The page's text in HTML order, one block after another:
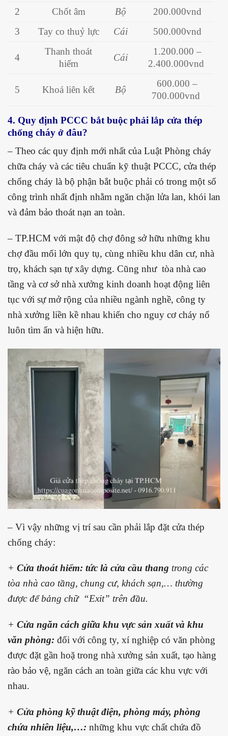
2
Chốt âm Bộ
200.000vnd
3
Tay co thuỷ lực Cái 500.000vnd
4
Thanh thoát
hiểm
Cái
1.200.000 –
2.400.000vnd
5 Khoá liên kết Bộ
600.000 –
700.000vnd
4. Quy định PCCC bắt buộc phải lắp cửa thép
chống cháy ở đâu?
– Theo các quy định mới nhất của Luật Phòng cháy
chữa cháy và các tiêu chuẩn kỹ thuật PCCC, cửa thép
chống cháy là bộ phận bắt buộc phải có trong một số
công trình nhất định nhằm ngăn chặn lửa lan, khói lan
và đảm bảo thoát nạn an toàn.
– TP.HCM với mật độ chợ đông sở hữu những khu
chợ đầu mối lớn quy tụ, cùng nhiều khu dân cư, nhà
trọ, khách sạn tự xây dựng. Cũng như tòa nhà cao
tầng và cơ sở nhà xưởng kinh doanh hoạt động liên
tục với sự mở rộng của nhiều ngành nghề, công ty
nhà xưởng liền kề nhau khiến cho nguy cơ cháy nổ
luôn tìm ẩn và hiện hữu.
– Vì vậy những vị trí sau cần phải lắp đặt cửa thép
chống cháy:
+ Cửa thoát hiểm: tức là cửa cầu thang trong các
tòa nhà cao tầng, chung cư, khách sạn,… thường
được để bảng chữ “Exit” trên đầu.
+ Cửa ngăn cách giữa khu vực sản xuất và khu
văn phòng: đối với công ty, xí nghiệp có văn phòng
được đặt gần hoặ trong nhà xưởng sản xuất, tạo hàng
rào bảo vệ, ngăn cách an toàn giữa các khu vực với
nhau.
+ Cửa phòng kỹ thuật điện, phòng máy, phòng
chứa nhiên liệu,…: những khu vực chất chứa đồ